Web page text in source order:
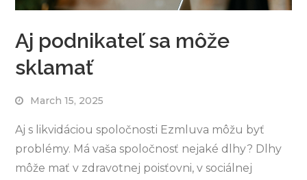
Aj podnikateľ sa môže
sklamať
March 15, 2025
Aj s likvidáciou spoločnosti Ezmluva môžu byť
problémy. Má vaša spoločnosť nejaké dlhy? Dlhy
môže mať v zdravotnej poisťovni, v sociálnej